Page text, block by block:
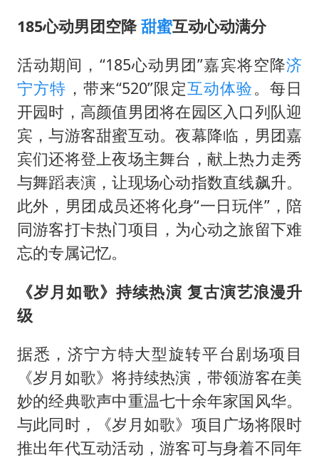
185心动男团空降甜蜜互动心动满分
活动期间，“185心动男团”嘉宾将空降济
宁方特 ，带来“520”限定互动体验。每日
开园时，高颜值男团将在园区入口列队迎
宾，与游客甜蜜互动。夜幕降临，男团嘉
宾们还将登上夜场主舞台，献上热力走秀
与舞蹈表演，让现场心动指数直线飙升。
此外，男团成员还将化身“一日玩伴”，陪
同游客打卡热门项目，为心动之旅留下难
忘的专属记忆。
《岁月如歌》持续热演 复古演艺浪漫升
级
据悉，济宁方特大型旋转平台剧场项目
《岁月如歌》将持续热演，带领游客在美
妙的经典歌声中重温七十余年家国风华。
与此同时，《岁月如歌》项目广场将限时
推出年代互动活动，游客可与身着不同年